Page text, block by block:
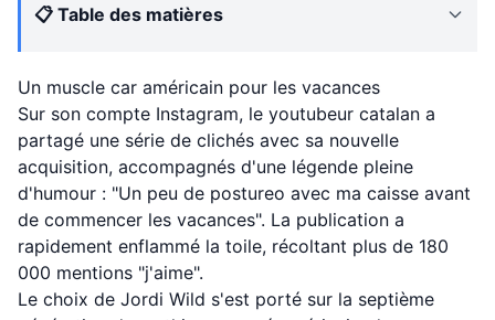
📋 Table des matières
Un muscle car américain pour les vacances
Sur son compte Instagram, le youtubeur catalan a
partagé une série de clichés avec sa nouvelle
acquisition, accompagnés d'une légende pleine
d'humour : "Un peu de postureo avec ma caisse avant
de commencer les vacances". La publication a
rapidement enflammé la toile, récoltant plus de 180
000 mentions "j'aime".
Le choix de Jordi Wild s'est porté sur la septième